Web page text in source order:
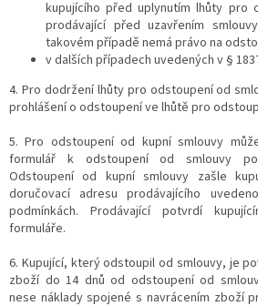
kupujícího před uplynutím lhůty pro
prodávající před uzavřením
takovém případě nemá právo na
v dalších případech uvedených v §
4. Pro dodržení lhůty pro odstoupení od
prohlášení o odstoupení ve lhůtě pro
5. Pro odstoupení od kupní smlouvy
formulář k odstoupení od smlouvy
Odstoupení od kupní smlouvy zašle
doručovací adresu prodávajícího
podmínkách. Prodávající potvrdí
formuláře.
6. Kupující, který odstoupil od smlouvy, je
zboží do 14 dnů od odstoupení od
nese náklady spojené s navrácením zboží